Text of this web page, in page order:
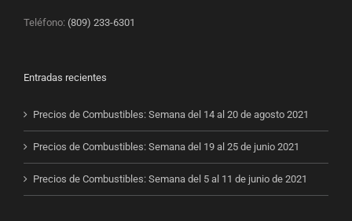
Teléfono: (809) 233-6301
Entradas recientes
Precios de Combustibles: Semana del 14 al 20 de agosto 2021
Precios de Combustibles: Semana del 19 al 25 de junio 2021
Precios de Combustibles: Semana del 5 al 11 de junio de 2021